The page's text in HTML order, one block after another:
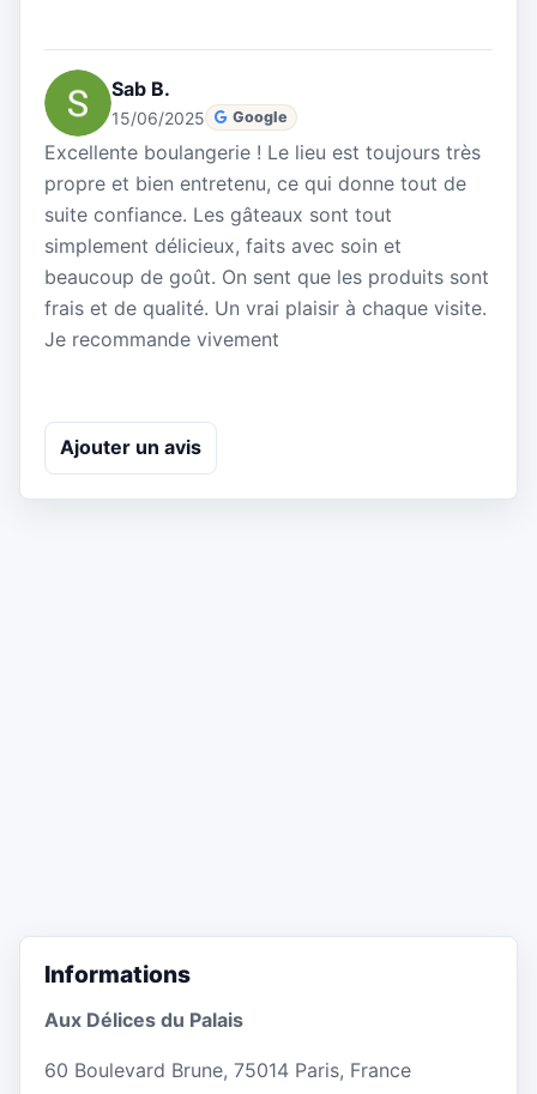
Sab B.
15/06/2025 Google
Excellente boulangerie ! Le lieu est toujours très
propre et bien entretenu, ce qui donne tout de
suite confiance. Les gâteaux sont tout
simplement délicieux, faits avec soin et
beaucoup de goût. On sent que les produits sont
frais et de qualité. Un vrai plaisir à chaque visite.
Je recommande vivement
Ajouter un avis
Informations
Aux Délices du Palais
60 Boulevard Brune, 75014 Paris, France